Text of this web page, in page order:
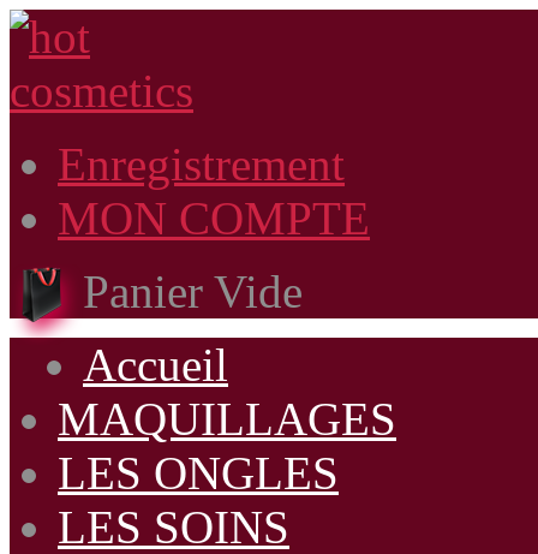
Enregistrement
MON COMPTE
Panier Vide
Accueil
MAQUILLAGES
LES ONGLES
LES SOINS